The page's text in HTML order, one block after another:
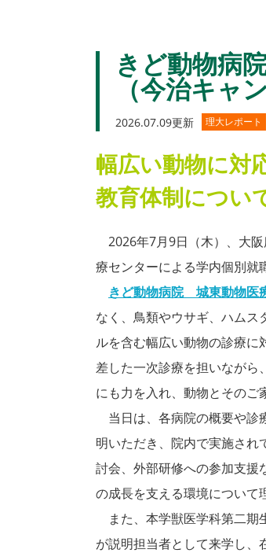
きど動物病
（今治キャ
2026.07.09更新 理大レポート
幅広い動物に対
教育体制につい
2026年7月9日（木）、大
療センターによる学内個別就
きど動物病院 城東動物医
なく、鳥類やウサギ、ハムス
ルを含む幅広い動物の診療に
差した一次診療を担いながら
にも力を入れ、動物とそのご
当日は、各病院の概要や診
明いただき、院内で実施され
討会、外部研修への参加支援
の成長を支える環境について
また、本学獣医学科第二期
が説明担当者として来学し、